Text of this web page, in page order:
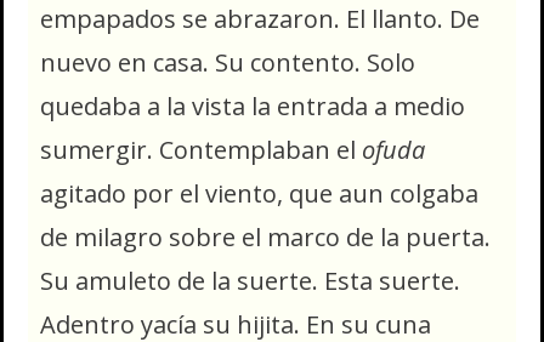
empapados se abrazaron. El llanto. De
nuevo en casa. Su contento. Solo
quedaba a la vista la entrada a medio
sumergir. Contemplaban el ofuda
agitado por el viento, que aun colgaba
de milagro sobre el marco de la puerta.
Su amuleto de la suerte. Esta suerte.
Adentro yacía su hijita. En su cuna